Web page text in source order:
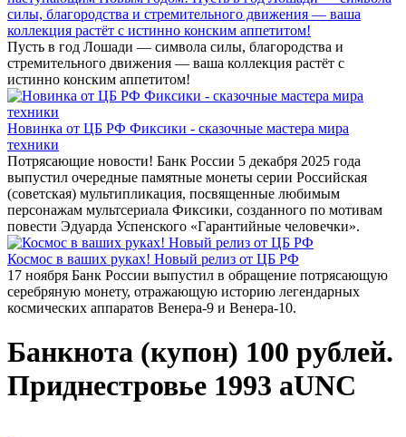
силы, благородства и стремительного движения — ваша
коллекция растёт с истинно конским аппетитом!
Пусть в год Лошади — символа силы, благородства и
стремительного движения — ваша коллекция растёт с
истинно конским аппетитом!
Новинка от ЦБ РФ Фиксики - сказочные мастера мира
техники
Потрясающие новости! Банк России 5 декабря 2025 года
выпустил очередные памятные монеты серии Российская
(советская) мультипликация, посвященные любимым
персонажам мультсериала Фиксики, созданного по мотивам
повести Эдуарда Успенского «Гарантийные человечки».
Космос в ваших руках! Новый релиз от ЦБ РФ
17 ноября Банк России выпустил в обращение потрясающую
серебряную монету, отражающую историю легендарных
космических аппаратов Венера-9 и Венера-10.
Банкнота (купон) 100 рублей.
Приднестровье 1993 aUNC